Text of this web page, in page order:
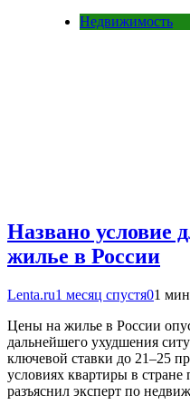
Недвижимость
Названо условие
жилье в России
Lenta.ru1 месяц спустя01
Цены на жилье в России
дальнейшего ухудшения
ключевой ставки до 21–25
условиях квартиры в стране
разъяснил эксперт по